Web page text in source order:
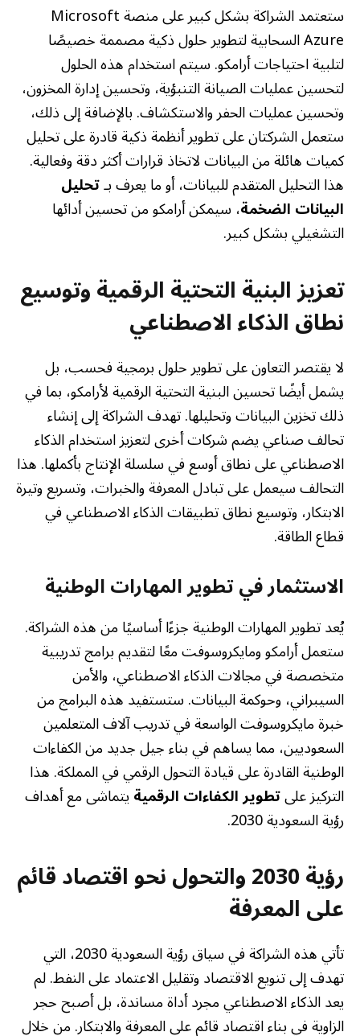
ستعتمد الشراكة بشكل كبير على منصة Microsoft
Azure السحابية لتطوير حلول ذكية مصممة خصيصًا
لتلبية احتياجات أرامكو. سيتم استخدام هذه الحلول
لتحسين عمليات الصيانة التنبؤية، وتحسين إدارة المخزون،
وتحسين عمليات الحفر والاستكشاف. بالإضافة إلى ذلك،
ستعمل الشركتان على تطوير أنظمة ذكية قادرة على تحليل
كميات هائلة من البيانات لاتخاذ قرارات أكثر دقة وفعالية.
هذا التحليل المتقدم للبيانات، أو ما يعرف بـتحليل
البيانات الضخمة، سيمكن أرامكو من تحسين أدائها
التشغيلي بشكل كبير.
تعزيز البنية التحتية الرقمية وتوسيع
نطاق الذكاء الاصطناعي
لا يقتصر التعاون على تطوير حلول برمجية فحسب، بل
يشمل أيضًا تحسين البنية التحتية الرقمية لأرامكو، بما في
ذلك تخزين البيانات وتحليلها. تهدف الشراكة إلى إنشاء
تحالف صناعي يضم شركات أخرى لتعزيز استخدام الذكاء
الاصطناعي على نطاق أوسع في سلسلة الإنتاج بأكملها. هذا
التحالف سيعمل على تبادل المعرفة والخبرات، وتسريع وتيرة
الابتكار، وتوسيع نطاق تطبيقات الذكاء الاصطناعي في
قطاع الطاقة.
الاستثمار في تطوير المهارات الوطنية
يُعد تطوير المهارات الوطنية جزءًا أساسيًا من هذه الشراكة.
ستعمل أرامكو ومايكروسوفت معًا لتقديم برامج تدريبية
متخصصة في مجالات الذكاء الاصطناعي، والأمن
السيبراني، وحوكمة البيانات. ستستفيد هذه البرامج من
خبرة مايكروسوفت الواسعة في تدريب آلاف المتعلمين
السعوديين، مما يساهم في بناء جيل جديد من الكفاءات
الوطنية القادرة على قيادة التحول الرقمي في المملكة. هذا
التركيز علىتطوير الكفاءات الرقميةيتماشى مع أهداف
رؤية السعودية 2030.
رؤية 2030 والتحول نحو اقتصاد قائم
على المعرفة
تأتي هذه الشراكة في سياق رؤية السعودية 2030، التي
تهدف إلى تنويع الاقتصاد وتقليل الاعتماد على النفط. لم
يعد الذكاء الاصطناعي مجرد أداة مساندة، بل أصبح حجر
الزاوية في بناء اقتصاد قائم على المعرفة والابتكار. من خلال